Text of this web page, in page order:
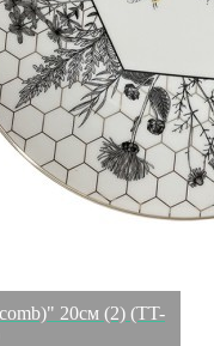
20см (2) (TT-